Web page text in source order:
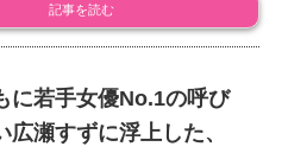
記事を読む
に若手女優No.1の呼び
広瀬すずに浮上した、